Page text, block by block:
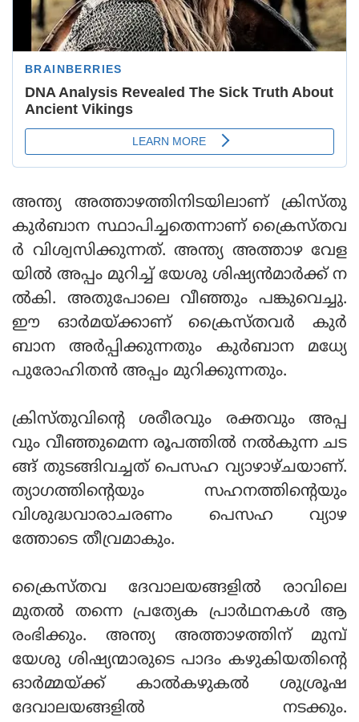
അന്ത്യ അത്താഴത്തിനിടയിലാണ് ക്രിസ്തു
കുർബാന സ്ഥാപിച്ചതെന്നാണ് ക്രൈസ്തവ
ർ വിശ്വസിക്കുന്നത്. അന്ത്യ അത്താഴ വേള
യിൽ അപ്പം മുറിച്ച് യേശു ശിഷ്യൻമാർക്ക് ന
ൽകി. അതുപോലെ വീഞ്ഞും പങ്കുവെച്ചു.
ഈ ഓർമയ്ക്കാണ് ക്രൈസ്തവർ കുർ
ബാന അർപ്പിക്കുന്നതും കുർബാന മധ്യേ
പുരോഹിതൻ അപ്പം മുറിക്കുന്നതും.
ക്രിസ്തുവിന്റെ ശരീരവും രക്തവും അപ്പ
വും വീഞ്ഞുമെന്ന രൂപത്തിൽ നൽകുന്ന ചട
ങ്ങ് തുടങ്ങിവച്ചത് പെസഹ വ്യാഴാഴ്ചയാണ്.
ത്യാഗത്തിന്റെയും സഹനത്തിന്റെയും
വിശുദ്ധവാരാചരണം പെസഹ വ്യാഴ
ത്തോടെ തീവ്രമാകും.
ക്രൈസ്തവ ദേവാലയങ്ങളിൽ രാവിലെ
മുതൽ തന്നെ പ്രത്യേക പ്രാർഥനകൾ ആ
രംഭിക്കും. അന്ത്യ അത്താഴത്തിന് മുമ്പ്
യേശു ശിഷ്യന്മാരുടെ പാദം കഴുകിയതിന്റെ
ഓർമ്മയ്ക്ക് കാൽകഴുകൽ ശുശ്രൂഷ
ദേവാലയങ്ങളിൽ നടക്കും.